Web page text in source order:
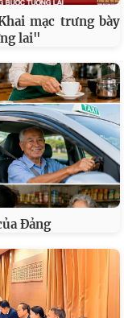
mạc trưng bày
lai"
Đảng